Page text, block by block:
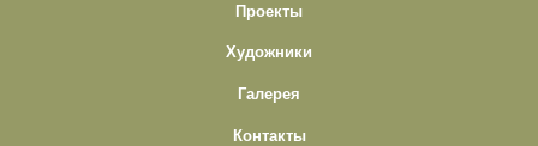
Проекты
Художники
Галерея
Контакты